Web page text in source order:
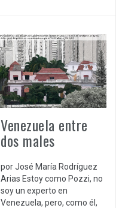
Venezuela entre
dos males
por José María Rodríguez
Arias Estoy como Pozzi, no
soy un experto en
Venezuela, pero, como él,